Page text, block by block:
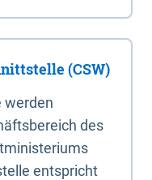
(CSW)
werden
des
entspricht